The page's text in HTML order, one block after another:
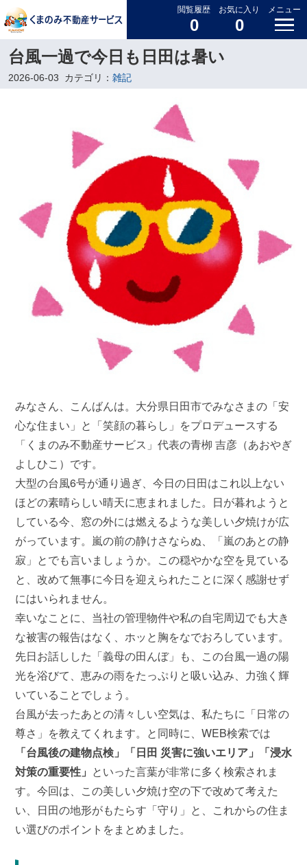
閲覧履歴
0
お気に入り
0
メニュー
台風一過で今日も日田は暑い
2026-06-03 カテゴリ： 雑記
みなさん、こんばんは。大分県日田市でみなさまの「安
心な住まい」と「笑顔の暮らし」をプロデュースする
「くまのみ不動産サービス」代表の青栁 吉彦（あおやぎ
よしひこ）です。
大型の台風6号が通り過ぎ、今日の日田はこれ以上ない
ほどの素晴らしい晴天に恵まれました。日が暮れようと
している今、窓の外には燃えるような美しい夕焼けが広
がっています。嵐の前の静けさならぬ、「嵐のあとの静
寂」とでも言いましょうか。この穏やかな空を見ている
と、改めて無事に今日を迎えられたことに深く感謝せず
にはいられません。
幸いなことに、当社の管理物件や私の自宅周辺でも大き
な被害の報告はなく、ホッと胸をなでおろしています。
先日お話しした「義母の田んぼ」も、この台風一過の陽
光を浴びて、恵みの雨をたっぷりと吸い込み、力強く輝
いていることでしょう。
台風が去ったあとの清々しい空気は、私たちに「日常の
尊さ」を教えてくれます。と同時に、WEB検索では
「台風後の建物点検」「日田 災害に強いエリア」「浸水
対策の重要性」 といった言葉が非常に多く検索されま
す。今回は、この美しい夕焼け空の下で改めて考えた
い、日田の地形がもたらす「守り」と、これからの住ま
い選びのポイントをまとめました。